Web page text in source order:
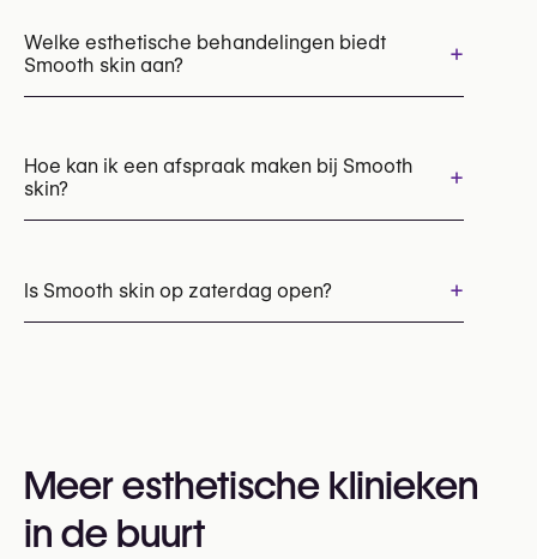
Welke esthetische behandelingen biedt
Smooth skin aan?
+
Laserbehandeling acné
Microneedling
RF behandeling
Hoe kan ik een afspraak maken bij Smooth
skin?
+
+32 470 91 65 33
U kunt ook hun website bezoeken voor meer
Is Smooth skin op zaterdag open? +
Meer esthetische klinieken
in de buurt